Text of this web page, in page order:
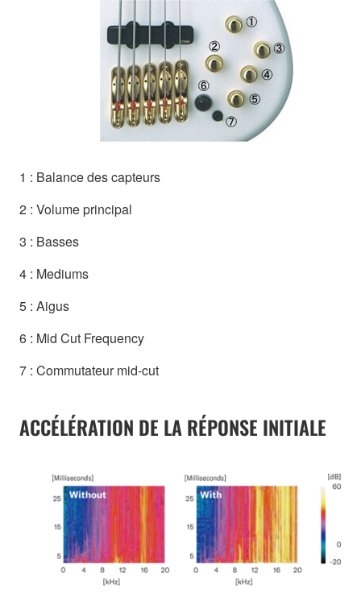
1 : Balance des capteurs
2 : Volume principal
3 : Basses
4 : Mediums
5 : Aigus
6 : Mid Cut Frequency
7 : Commutateur mid-cut
ACCÉLÉRATION DE LA RÉPONSE INITIALE